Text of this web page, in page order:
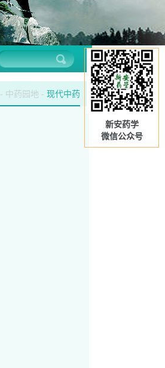
新安药学
微信公众号
- 中药园地 - 现代中药